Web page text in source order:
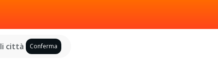
città Conferma